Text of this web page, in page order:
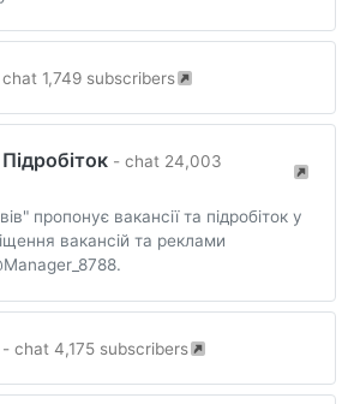
1,749 subscribers
- chat 24,003
пропонує вакансії та підробіток у
вакансій та реклами
- chat 4,175 subscribers